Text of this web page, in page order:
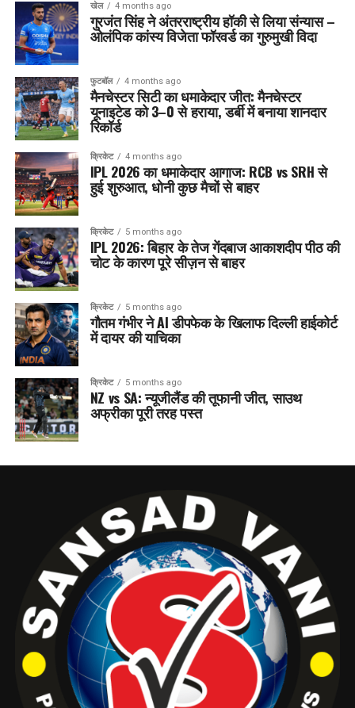
खेल 4 months ago
गुरजंत सिंह ने अंतरराष्ट्रीय हॉकी से लिया संन्यास –
ओलंपिक कांस्य विजेता फॉरवर्ड का गुरुमुखी विदा
फुटबॉल 4 months ago
मैनचेस्टर सिटी का धमाकेदार जीत: मैनचेस्टर
यूनाइटेड को 3–0 से हराया, डर्बी में बनाया शानदार
रिकॉर्ड
क्रिकेट 4 months ago
IPL 2026 का धमाकेदार आगाज: RCB vs SRH से
हुई शुरुआत, धोनी कुछ मैचों से बाहर
क्रिकेट 5 months ago
IPL 2026: बिहार के तेज गेंदबाज आकाशदीप पीठ की
चोट के कारण पूरे सीज़न से बाहर
क्रिकेट 5 months ago
गौतम गंभीर ने AI डीपफेक के खिलाफ दिल्ली हाईकोर्ट
में दायर की याचिका
क्रिकेट 5 months ago
NZ vs SA: न्यूजीलैंड की तूफानी जीत, साउथ
अफ्रीका पूरी तरह पस्त